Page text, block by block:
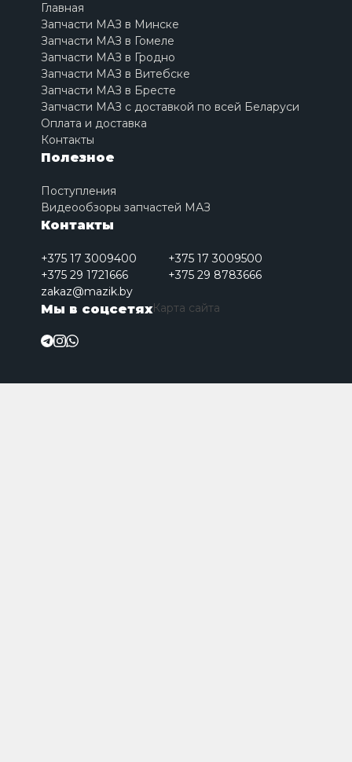
Главная
Запчасти МАЗ в Минске
Запчасти МАЗ в Гомеле
Запчасти МАЗ в Гродно
Запчасти МАЗ в Витебске
Запчасти МАЗ в Бресте
Запчасти МАЗ с доставкой по всей Беларуси
Оплата и доставка
Контакты
Полезное
Поступления
Видеообзоры запчастей МАЗ
Контакты
+375 17 3009400
+375 17 3009500
+375 29 1721666
+375 29 8783666
zakaz@mazik.by
Мы в соцсетяхКарта сайта